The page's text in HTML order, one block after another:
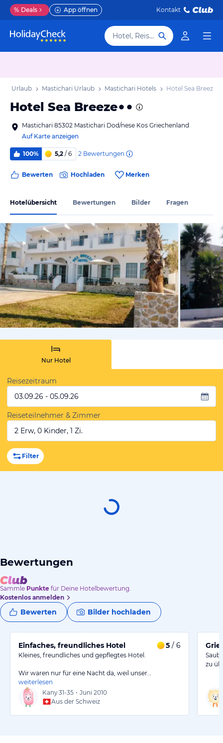
% Deals App öffnen Kontakt
Hotel, Reiseziel
Urlaub Mastichari Urlaub Mastichari Hotels Hotel Sea Breeze
Hotel Sea Breeze
Mastichari 85302 Mastichari Dod/nese Kos Griechenland
Auf Karte anzeigen
100% 5,2 / 6 2 Bewertungen
Bewerten Hochladen Merken
Hotelübersicht Bewertungen Bilder Fragen
vom
Nur Hotel
Reisezeitraum
03.09.26 - 05.09.26
Reiseteilnehmer & Zimmer
2 Erw, 0 Kinder, 1 Zi.
Filter
Bewertungen
Sammle Punkte für Deine Hotelbewertung.
Kostenlos anmelden
Bewerten Bilder hochladen
Einfaches, freundliches Hotel 5 / 6
Kleines, freundliches und gepflegtes Hotel.
Wir waren nur für eine Nacht da, weil unser…
weiterlesen
Kany31-35 • Juni 2010
Aus der Schweiz
zu